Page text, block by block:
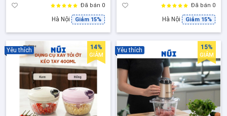
Đã bán 0
Hà Nội Giảm 15%
Đã bán 0
Hà Nội Giảm 15%
Yêu thích 14%
GIẢM
Yêu thích 15%
GIẢM